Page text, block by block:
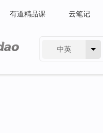
有道精品课 云笔记
中英